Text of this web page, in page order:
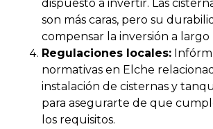
dispuesto a invertir. Las
son más caras, pero su
compensar la inversión a largo
Regulaciones locales:
normativas en Elche
instalación de cisternas y
para asegurarte de que
los requisitos.